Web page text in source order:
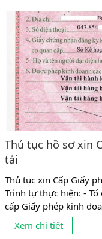
Thủ tục hồ sơ xin
tải
Thủ tục xin Cấp Giấy
Trình tự thực hiện: -
cấp Giấy phép kinh
thông vận tải doanh
hạn 05 ngày làm việc,
Xem chi tiết